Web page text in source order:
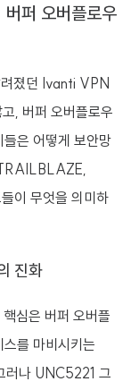
퍼 오버플로우
졌던 Ivanti VPN
, 버퍼 오버플로우
은 어떻게 보안망
이 무엇을 의미하
진화
심은 버퍼 오버플
를 마비시키는
러나 UNC5221 그